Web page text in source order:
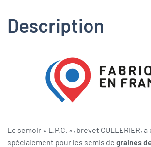
Description
Le semoir « L.P.C. », brevet CULLERIER,
spécialement pour les semis de graines